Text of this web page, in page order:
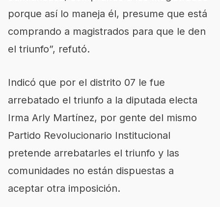
porque así lo maneja él, presume que está
comprando a magistrados para que le den
el triunfo”, refutó.
Indicó que por el distrito 07 le fue
arrebatado el triunfo a la diputada electa
Irma Arly Martínez, por gente del mismo
Partido Revolucionario Institucional
pretende arrebatarles el triunfo y las
comunidades no están dispuestas a
aceptar otra imposición.